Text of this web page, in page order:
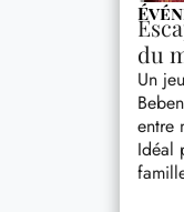
du
Un
entre
Idéal